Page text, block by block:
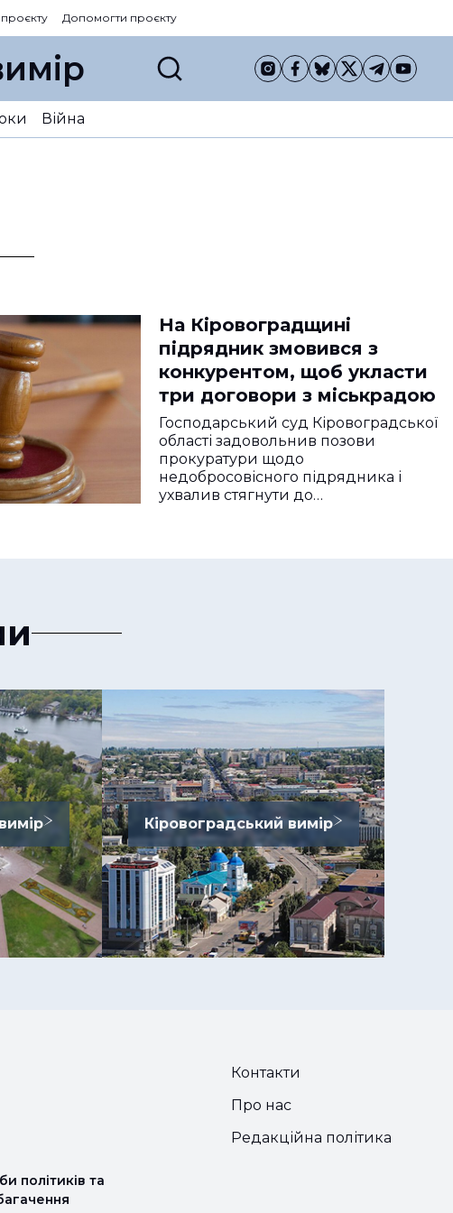
Допомогти проєкту
Війна
На Кіровоградщині
підрядник змовився з
конкурентом, щоб укласти
три договори з міськрадою
Господарський суд Кіровоградської
області задовольнив позови
прокуратури щодо
недобросовісного підрядника і
ухвалив стягнути до…
Кіровоградський вимір
політиків та
Контакти
Про нас
Редакційна політика